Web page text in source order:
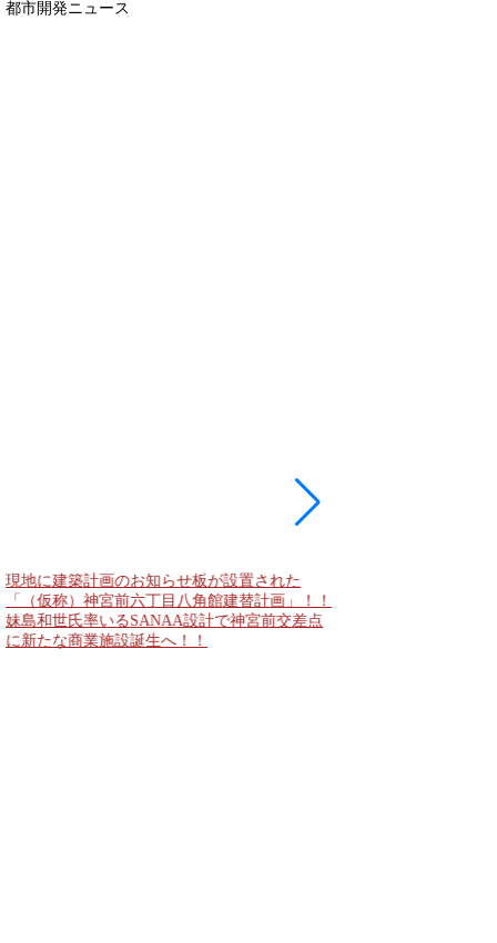
都市開発ニュース
現地に建築計画のお知らせ板が設置された
「（仮称）神宮前六丁目八角館建替計画」！！
妹島和世氏率いるSANAA設計で神宮前交差点
に新たな商業施設誕生へ！！